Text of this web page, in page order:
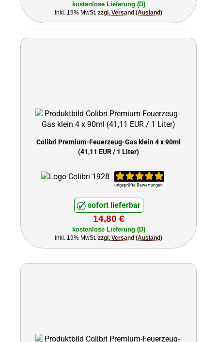
kostenlose Lieferung (D)
inkl. 19% MwSt. zzgl. Versand (Ausland)
Colibri Premium-Feuerzeug-Gas klein 4 x 90ml
(41,11 EUR / 1 Liter)
ungeprüfte Bewertungen
sofort lieferbar
14,80 €
kostenlose Lieferung (D)
inkl. 19% MwSt. zzgl. Versand (Ausland)